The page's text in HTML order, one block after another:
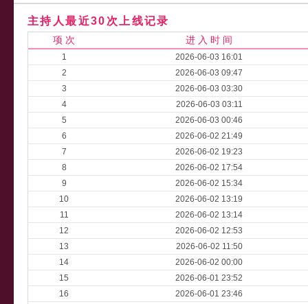
主持人最近30次上线记录
项 次 进 入 时 间
1
2026-06-03 16:01
2
2026-06-03 09:47
3
2026-06-03 03:30
4
2026-06-03 03:11
5
2026-06-03 00:46
6
2026-06-02 21:49
7
2026-06-02 19:23
8
2026-06-02 17:54
9
2026-06-02 15:34
10
2026-06-02 13:19
11
2026-06-02 13:14
12
2026-06-02 12:53
13
2026-06-02 11:50
14
2026-06-02 00:00
15
2026-06-01 23:52
16
2026-06-01 23:46